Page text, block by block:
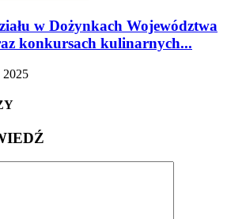
w Dożynkach Województwa
konkursach kulinarnych...
2025